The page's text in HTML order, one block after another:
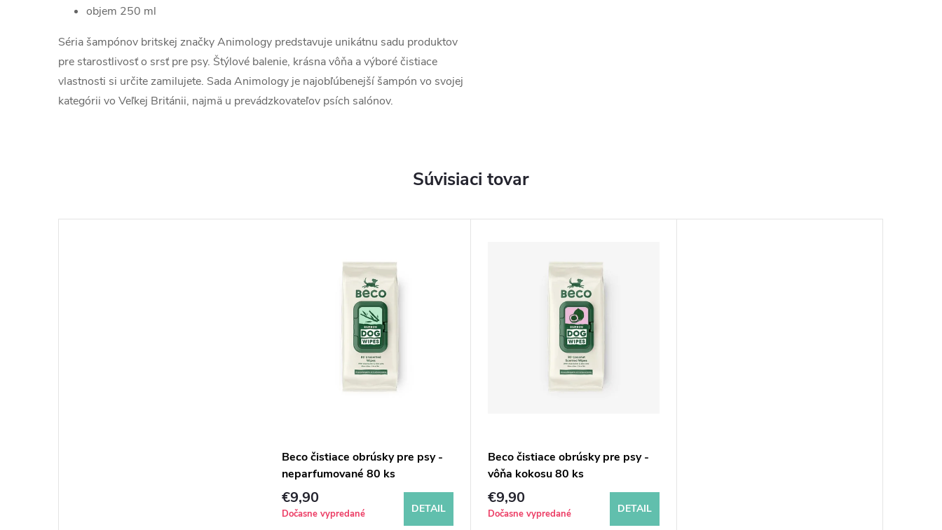
objem 250 ml
Séria šampónov britskej značky Animology predstavuje unikátnu sadu produktov
pre starostlivosť o srsť pre psy. Štýlové balenie, krásna vôňa a výboré čistiace
vlastnosti si určite zamilujete. Sada Animology je najobľúbenejší šampón vo svojej
kategórii vo Veľkej Británii, najmä u prevádzkovateľov psích salónov.
Súvisiaci tovar
Beco čistiace obrúsky pre psy -
neparfumované 80 ks
€9,90
Dočasne vypredané DETAIL
Beco čistiace obrúsky pre psy -
vôňa kokosu 80 ks
€9,90
Dočasne vypredané DETAIL